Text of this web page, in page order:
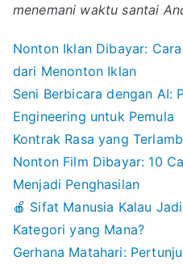
menemani waktu santai
Nonton Iklan Dibayar:
dari Menonton Iklan
Seni Berbicara dengan AI:
Engineering untuk Pemula
Kontrak Rasa yang
Nonton Film Dibayar: 10
Menjadi Penghasilan
🍎 Sifat Manusia Kalau
Kategori yang Mana?
Gerhana Matahari: